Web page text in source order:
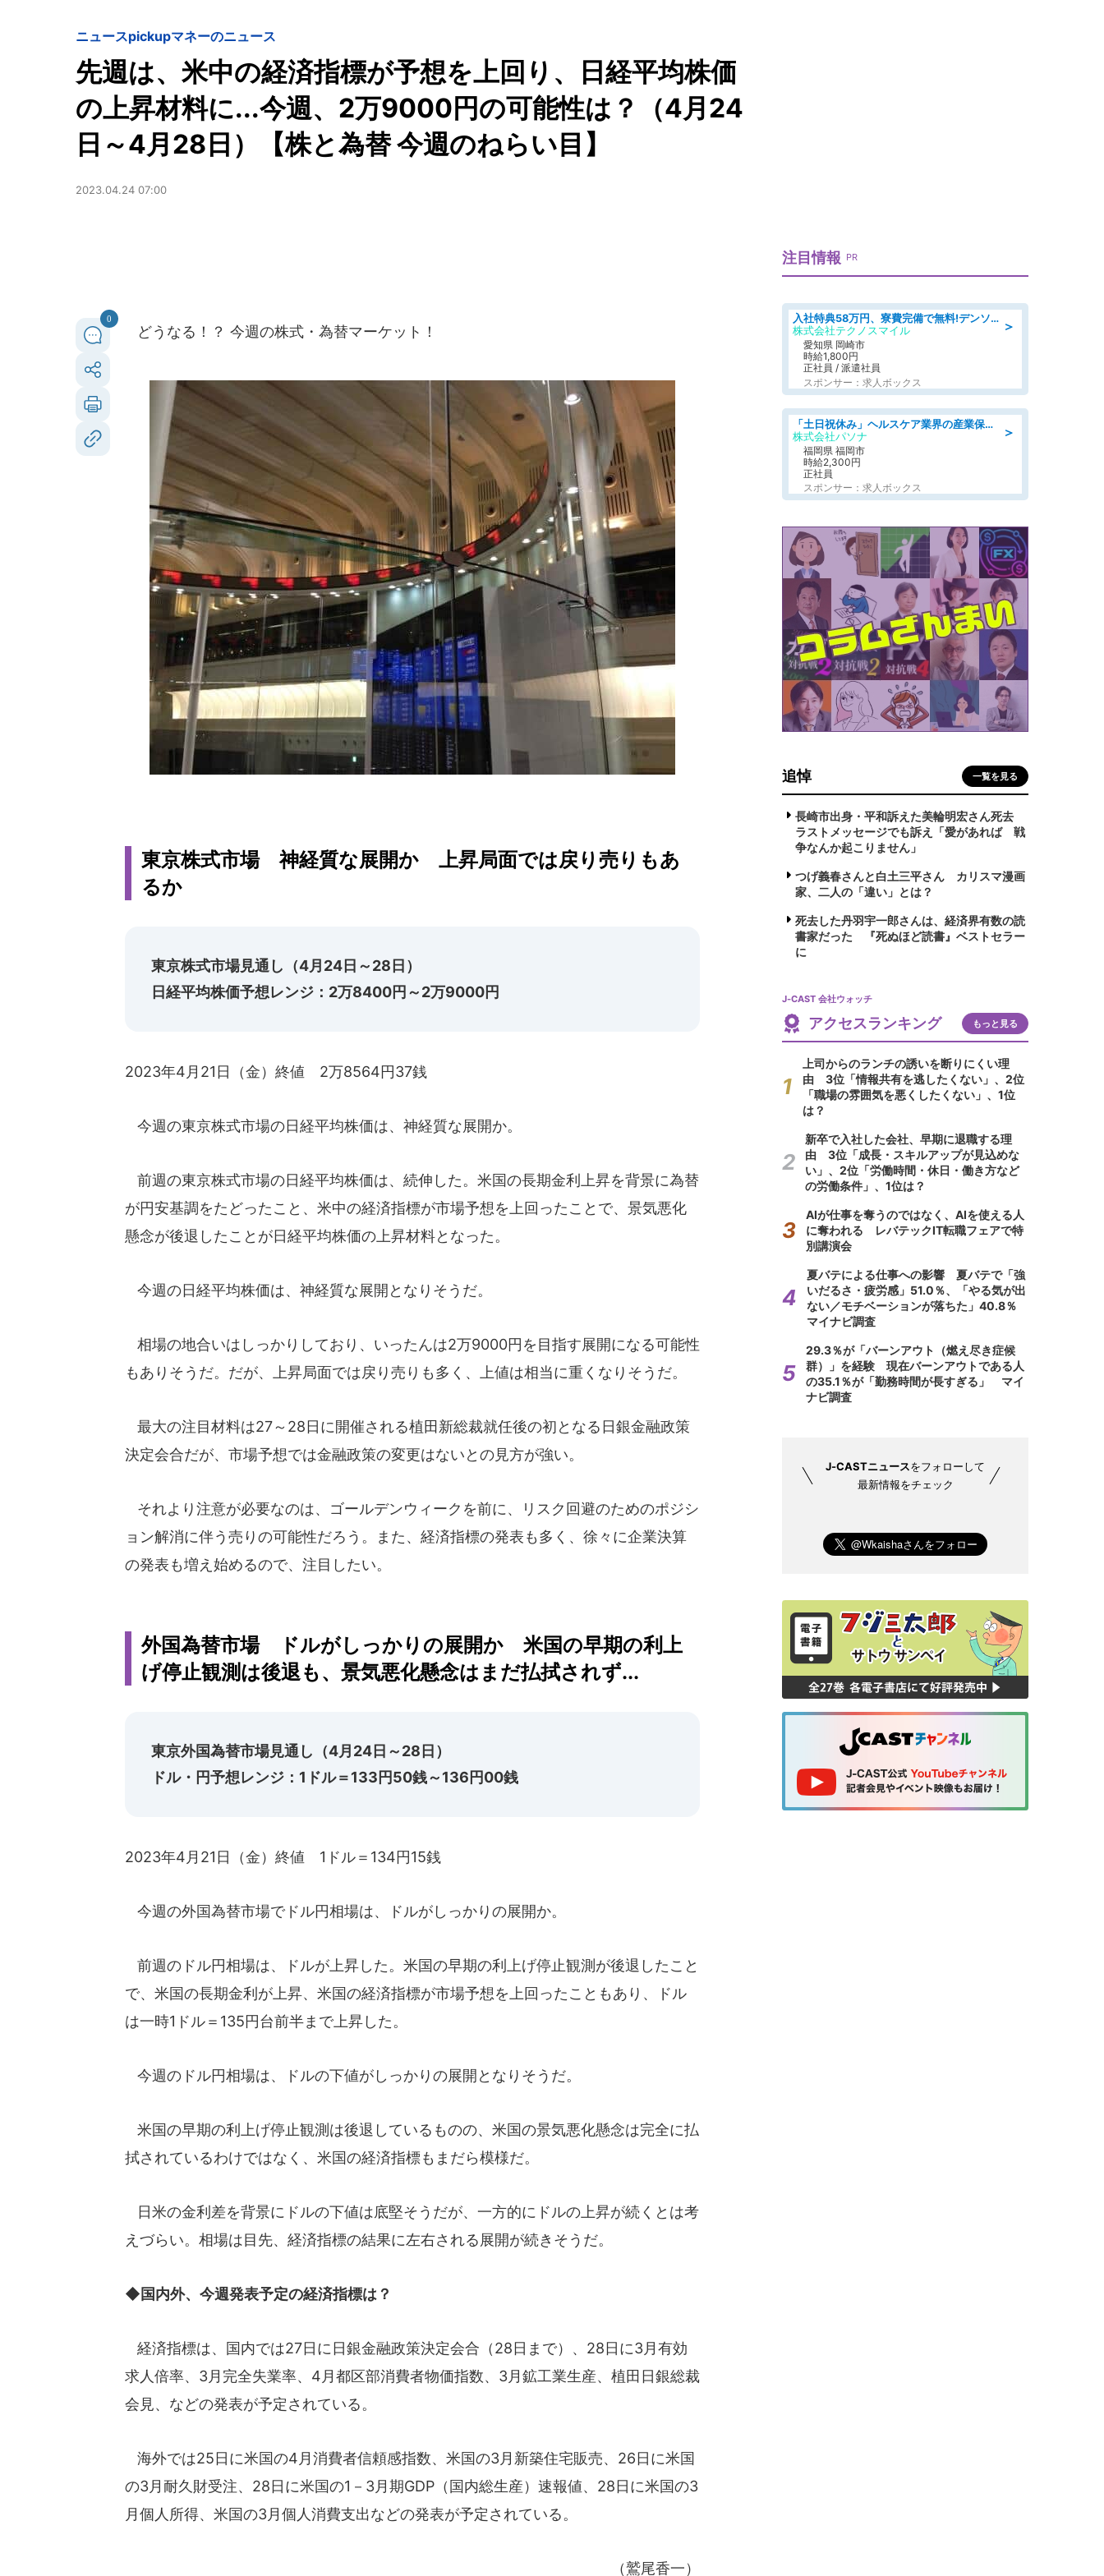
ニュースpickupマネーのニュース
先週は、米中の経済指標が予想を上回り、日経平均株価
の上昇材料に...今週、2万9000円の可能性は？（4月24
日～4月28日）【株と為替 今週のねらい目】
2023.04.24 07:00
0
どうなる！？ 今週の株式・為替マーケット！
東京株式市場 神経質な展開か 上昇局面では戻り売りもあ
るか
東京株式市場見通し（4月24日～28日）
日経平均株価予想レンジ：2万8400円～2万9000円
2023年4月21日（金）終値 2万8564円37銭
今週の東京株式市場の日経平均株価は、神経質な展開か。
前週の東京株式市場の日経平均株価は、続伸した。米国の長期金利上昇を背景に為替
が円安基調をたどったこと、米中の経済指標が市場予想を上回ったことで、景気悪化
懸念が後退したことが日経平均株価の上昇材料となった。
今週の日経平均株価は、神経質な展開となりそうだ。
相場の地合いはしっかりしており、いったんは2万9000円を目指す展開になる可能性
もありそうだ。だが、上昇局面では戻り売りも多く、上値は相当に重くなりそうだ。
最大の注目材料は27～28日に開催される植田新総裁就任後の初となる日銀金融政策
決定会合だが、市場予想では金融政策の変更はないとの見方が強い。
それより注意が必要なのは、ゴールデンウィークを前に、リスク回避のためのポジシ
ョン解消に伴う売りの可能性だろう。また、経済指標の発表も多く、徐々に企業決算
の発表も増え始めるので、注目したい。
外国為替市場 ドルがしっかりの展開か 米国の早期の利上
げ停止観測は後退も、景気悪化懸念はまだ払拭されず...
東京外国為替市場見通し（4月24日～28日）
ドル・円予想レンジ：1ドル＝133円50銭～136円00銭
2023年4月21日（金）終値 1ドル＝134円15銭
今週の外国為替市場でドル円相場は、ドルがしっかりの展開か。
前週のドル円相場は、ドルが上昇した。米国の早期の利上げ停止観測が後退したこと
で、米国の長期金利が上昇、米国の経済指標が市場予想を上回ったこともあり、ドル
は一時1ドル＝135円台前半まで上昇した。
今週のドル円相場は、ドルの下値がしっかりの展開となりそうだ。
米国の早期の利上げ停止観測は後退しているものの、米国の景気悪化懸念は完全に払
拭されているわけではなく、米国の経済指標もまだら模様だ。
日米の金利差を背景にドルの下値は底堅そうだが、一方的にドルの上昇が続くとは考
えづらい。相場は目先、経済指標の結果に左右される展開が続きそうだ。
◆国内外、今週発表予定の経済指標は？
経済指標は、国内では27日に日銀金融政策決定会合（28日まで）、28日に3月有効
求人倍率、3月完全失業率、4月都区部消費者物価指数、3月鉱工業生産、植田日銀総裁
会見、などの発表が予定されている。
海外では25日に米国の4月消費者信頼感指数、米国の3月新築住宅販売、26日に米国
の3月耐久財受注、28日に米国の1－3月期GDP（国内総生産）速報値、28日に米国の3
月個人所得、米国の3月個人消費支出などの発表が予定されている。
（鷲尾香一）
注目情報 PR
＞
入社特典58万円、寮費完備で無料!デンソーで働こう!自動車工場で小型部品の検査業務 denso aichi
株式会社テクノスマイル
愛知県 岡崎市
時給1,800円
正社員 / 派遣社員
スポンサー：求人ボックス
＞
「土日祝休み」ヘルスケア業界の産業保健師/高時給/未経験OK/要資格:保健師、正看護師
株式会社パソナ
福岡県 福岡市
時給2,300円
正社員
スポンサー：求人ボックス
追悼 一覧を見る
長崎市出身・平和訴えた美輪明宏さん死去
ラストメッセージでも訴え「愛があれば 戦
争なんか起こりません」
つげ義春さんと白土三平さん カリスマ漫画
家、二人の「違い」とは？
死去した丹羽宇一郎さんは、経済界有数の読
書家だった 『死ぬほど読書』ベストセラー
に
J-CAST 会社ウォッチ
アクセスランキング もっと見る
上司からのランチの誘いを断りにくい理
由 3位「情報共有を逃したくない」、2位
「職場の雰囲気を悪くしたくない」、1位
は？
新卒で入社した会社、早期に退職する理
由 3位「成長・スキルアップが見込めな
い」、2位「労働時間・休日・働き方など
の労働条件」、1位は？
AIが仕事を奪うのではなく、AIを使える人
に奪われる レバテックIT転職フェアで特
別講演会
夏バテによる仕事への影響 夏バテで「強
いだるさ・疲労感」51.0％、「やる気が出
ない／モチベーションが落ちた」40.8％
マイナビ調査
29.3％が「バーンアウト（燃え尽き症候
群）」を経験 現在バーンアウトである人
の35.1％が「勤務時間が長すぎる」 マイ
ナビ調査
J-CASTニュースをフォローして
最新情報をチェック